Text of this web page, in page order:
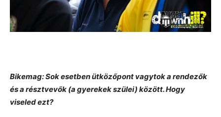
Bikemag: Sok esetben ütközőpont vagytok a rendezők
és a résztvevők (a gyerekek szülei) között. Hogy
viseled ezt?